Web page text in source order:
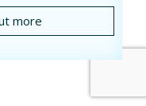
more